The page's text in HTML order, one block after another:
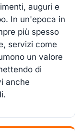
auguri e
In un'epoca in
più spesso
servizi come
un valore
di
anche